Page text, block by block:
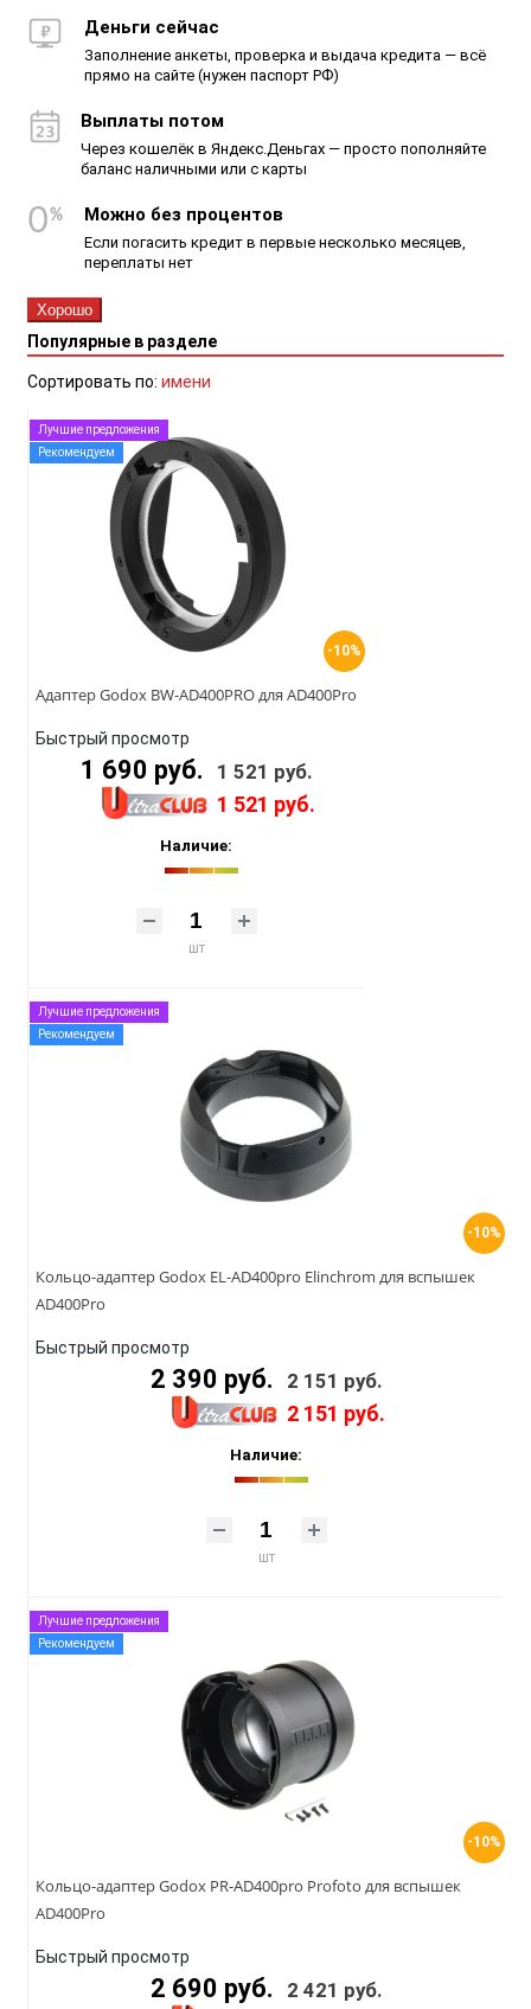
Деньги сейчас
Заполнение анкеты, проверка и выдача кредита — всё
прямо на сайте (нужен паспорт РФ)
Выплаты потом
Через кошелёк в Яндекс.Деньгах — просто пополняйте
баланс наличными или с карты
Можно без процентов
Если погасить кредит в первые несколько месяцев,
переплаты нет
Хорошо
Популярные в разделе
Сортировать по: имени
-10%
Лучшие предложения
Рекомендуем
Адаптер Godox BW-AD400PRO для AD400Pro
Быстрый просмотр
1 690 руб. 1 521 руб.
1 521 руб.
Наличие:
шт
-10%
Лучшие предложения
Рекомендуем
Кольцо-адаптер Godox EL-AD400pro Elinchrom для вспышек
AD400Pro
Быстрый просмотр
2 390 руб. 2 151 руб.
2 151 руб.
Наличие:
шт
-10%
Лучшие предложения
Рекомендуем
Кольцо-адаптер Godox PR-AD400pro Profoto для вспышек
AD400Pro
Быстрый просмотр
2 690 руб. 2 421 руб.